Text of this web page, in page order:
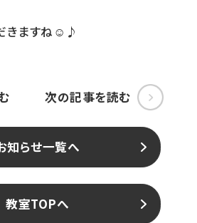
きますね☺♪
次の記事を読む
知らせ一覧へ
教室TOPへ